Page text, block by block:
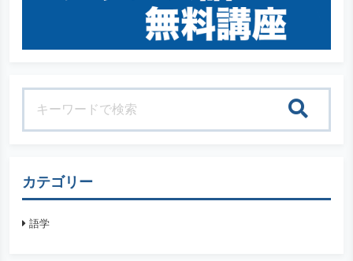
カテゴリー
語学